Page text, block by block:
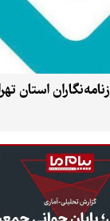
استان تهران